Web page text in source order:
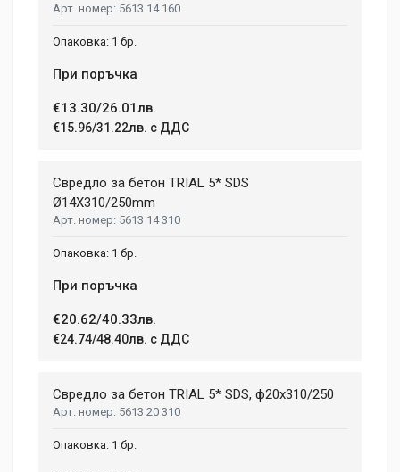
5613 14 160
1 бр.
При поръчка
€13.30/26.01лв.
€15.96/31.22лв. с ДДС
Свредло за бетон TRIAL 5* SDS
Ø14X310/250mm
5613 14 310
1 бр.
При поръчка
€20.62/40.33лв.
€24.74/48.40лв. с ДДС
Свредло за бетон TRIAL 5* SDS, ф20х310/250
5613 20 310
1 бр.